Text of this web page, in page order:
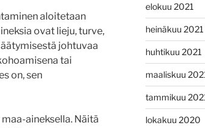
aloitetaan
ovat lieju, turve,
johtuvaa
tai
on, sen
aineksella. Näitä
elokuu 2021
heinäkuu 2021
huhtikuu 2021
maaliskuu
tammikuu
lokakuu 2020